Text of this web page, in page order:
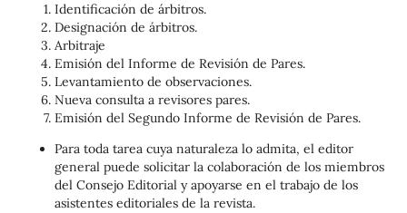
Identificación de árbitros.
Designación de árbitros.
Arbitraje
Emisión del Informe de Revisión de Pares.
Levantamiento de observaciones.
Nueva consulta a revisores pares.
Emisión del Segundo Informe de Revisión de Pares.
Para toda tarea cuya naturaleza lo admita, el editor
general puede solicitar la colaboración de los miembros
del Consejo Editorial y apoyarse en el trabajo de los
asistentes editoriales de la revista.